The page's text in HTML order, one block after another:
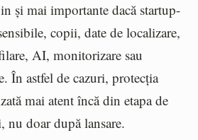
și mai importante dacă startup-
copii, date de localizare,
AI, monitorizare sau
În astfel de cazuri, protecția
mai atent încă din etapa de
nu doar după lansare.